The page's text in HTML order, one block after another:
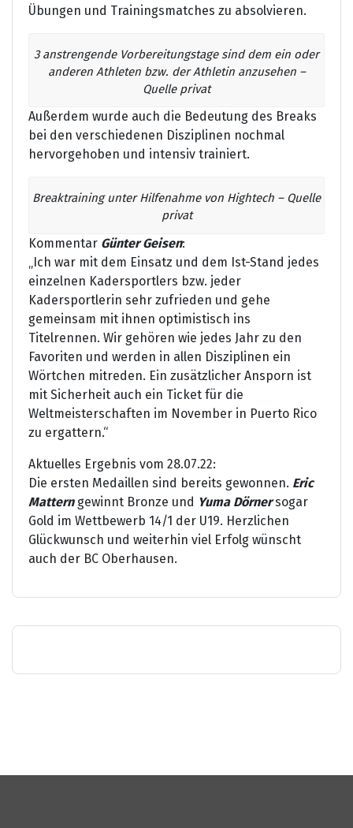
Übungen und Trainingsmatches zu absolvieren.
3 anstrengende Vorbereitungstage sind dem ein oder
anderen Athleten bzw. der Athletin anzusehen –
Quelle privat
Außerdem wurde auch die Bedeutung des Breaks
bei den verschiedenen Disziplinen nochmal
hervorgehoben und intensiv trainiert.
Breaktraining unter Hilfenahme von Hightech – Quelle
privat
Kommentar Günter Geisen:
„Ich war mit dem Einsatz und dem Ist-Stand jedes
einzelnen Kadersportlers bzw. jeder
Kadersportlerin sehr zufrieden und gehe
gemeinsam mit ihnen optimistisch ins
Titelrennen. Wir gehören wie jedes Jahr zu den
Favoriten und werden in allen Disziplinen ein
Wörtchen mitreden. Ein zusätzlicher Ansporn ist
mit Sicherheit auch ein Ticket für die
Weltmeisterschaften im November in Puerto Rico
zu ergattern.“
Aktuelles Ergebnis vom 28.07.22:
Die ersten Medaillen sind bereits gewonnen. Eric
Matterngewinnt Bronze und Yuma Dörnersogar
Gold im Wettbewerb 14/1 der U19. Herzlichen
Glückwunsch und weiterhin viel Erfolg wünscht
auch der BC Oberhausen.